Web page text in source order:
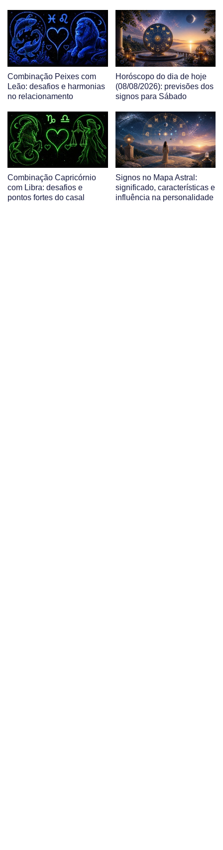
Combinação Peixes com
Leão: desafios e harmonias
no relacionamento
Horóscopo do dia de hoje
(08/08/2026): previsões dos
signos para Sábado
Combinação Capricórnio
com Libra: desafios e
pontos fortes do casal
Signos no Mapa Astral:
significado, características e
influência na personalidade